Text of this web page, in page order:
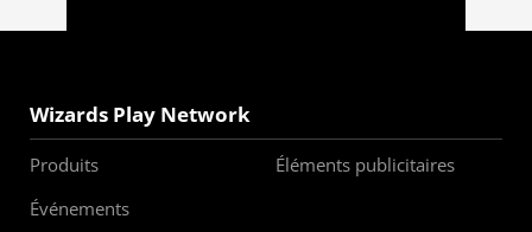
Wizards Play Network
Produits
Éléments publicitaires
Événements